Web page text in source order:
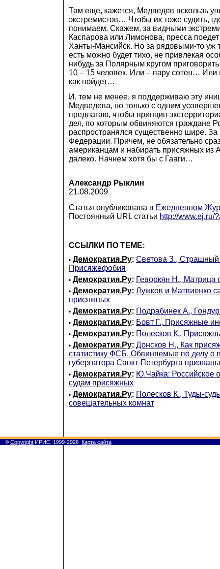
Там еще, кажется, Медведев вскользь
экстремистов… Чтобы их тоже судить,
понимаем. Скажем, за видными
Каспарова или Лимонова, пресса
Ханты-Мансийск. Но за рядовыми-то уж
есть можно будет тихо, не привлекая
нибудь за Полярным кругом
10 – 15 человек. Или – пару сотен…
как пойдет…
И, тем не менее, я поддерживаю эту
Медведева, но только с одним
предлагаю, чтобы принцип
дел, по которым обвиняются граждане
распространялся существенно шире.
Федерации. Причем, не обязательно
американцам и набирать присяжных из
далеко. Начнем хотя бы с Гааги…
Александр Рыклин
21.08.2009
Статья опубликована в Ежедневном
Постоянный URL статьи http://www.ej.ru/
ССЫЛКИ ПО ТЕМЕ:
• Демократия.Ру: Светова З., Страшный
Присяжефобия
• Демократия.Ру: Геворкян Н., Матрица
• Демократия.Ру: Лужков и Матвиенко
присяжных
• Демократия.Ру: Подрабинек А.,
• Демократия.Ру: Бовт Г., Присяжные
• Демократия.Ру: Полесков К.,
• Демократия.Ру: Донсков Н., Как
статистику ФСБ. Обвиняемые по делу о
губернатора Санкт-Петербурга
• Демократия.Ру: Ю.Чайка: Российское
судам присяжных
• Демократия.Ру: Полесков К., Туды-
совещательных комнат
© Copyright ИРИС, 1999-2026 Карта сайта